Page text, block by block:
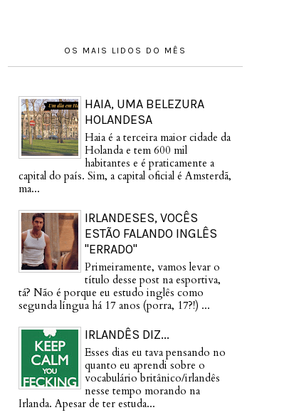
OS MAIS LIDOS DO MÊS
HAIA, UMA BELEZURA
HOLANDESA
Haia é a terceira maior cidade da
Holanda e tem 600 mil
habitantes e é praticamente a
capital do país. Sim, a capital oficial é Amsterdã,
ma...
IRLANDESES, VOCÊS
ESTÃO FALANDO INGLÊS
"ERRADO"
Primeiramente, vamos levar o
título desse post na esportiva,
tá? Não é porque eu estudo inglês como
segunda língua há 17 anos (porra, 17?!) ...
IRLANDÊS DIZ...
Esses dias eu tava pensando no
quanto eu aprendi sobre o
vocabulário britânico/irlandês
nesse tempo morando na
Irlanda. Apesar de ter estuda...